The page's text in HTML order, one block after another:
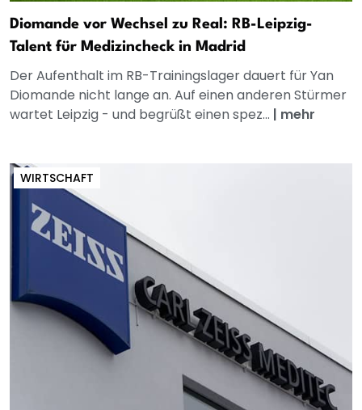
Diomande vor Wechsel zu Real: RB-Leipzig-
Talent für Medizincheck in Madrid
Der Aufenthalt im RB-Trainingslager dauert für Yan
Diomande nicht lange an. Auf einen anderen Stürmer
wartet Leipzig - und begrüßt einen spez... | mehr
WIRTSCHAFT